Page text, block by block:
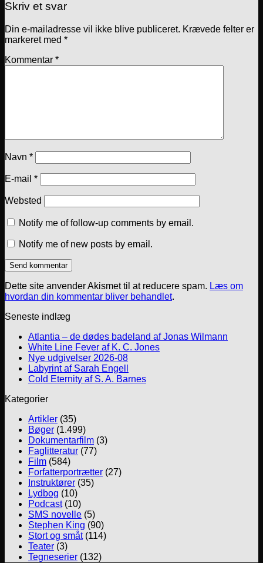
Skriv et svar
Din e-mailadresse vil ikke blive publiceret. Krævede felter er
markeret med *
Kommentar *
Navn *
E-mail *
Websted
Notify me of follow-up comments by email.
Notify me of new posts by email.
Dette site anvender Akismet til at reducere spam. Læs om
hvordan din kommentar bliver behandlet.
Seneste indlæg
Atlantia – de dødes badeland af Jonas Wilmann
White Line Fever af K. C. Jones
Nye udgivelser 2026-08
Labyrint af Sarah Engell
Cold Eternity af S. A. Barnes
Kategorier
Artikler (35)
Bøger (1.499)
Dokumentarfilm (3)
Faglitteratur (77)
Film (584)
Forfatterportrætter (27)
Instruktører (35)
Lydbog (10)
Podcast(10)
SMS novelle (5)
Stephen King (90)
Stort og småt(114)
Teater (3)
Tegneserier (132)